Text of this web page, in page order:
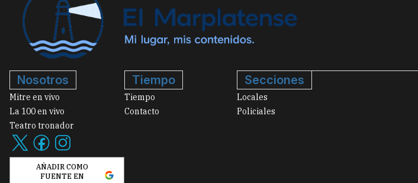
Nosotros
Mitre en vivo
La 100 en vivo
Teatro tronador
AÑADIR COMO
FUENTE EN
Tiempo
Tiempo
Contacto
Secciones
Locales
Policiales